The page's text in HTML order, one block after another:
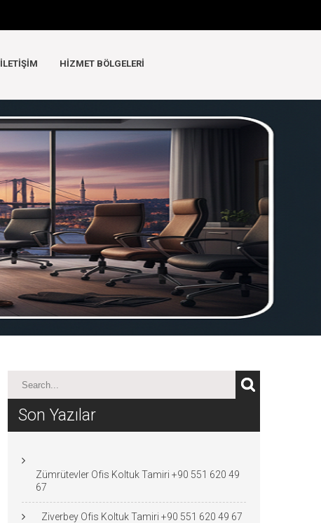
İLETIŞIM HIZMET BÖLGELERI
Son Yazılar
Zümrütevler Ofis Koltuk Tamiri +90 551 620 49
67
Ziverbey Ofis Koltuk Tamiri +90 551 620 49 67